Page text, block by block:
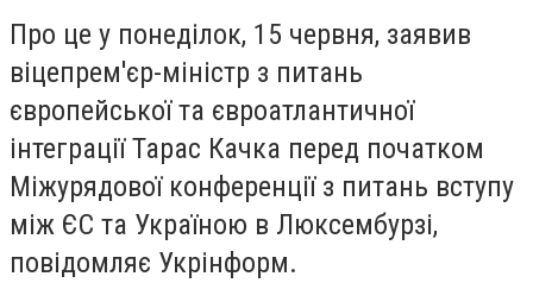
Про це у понеділок, 15 червня, заявив
віцепрем'єр-міністр з питань
європейської та євроатлантичної
інтеграції Тарас Качка перед початком
Міжурядової конференції з питань вступу
між ЄС та Україною в Люксембурзі,
повідомляє Укрінформ.